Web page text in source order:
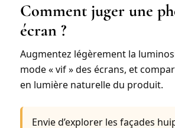
Comment juger une
écran ?
Augmentez légèrement la
mode « vif » des écrans, et
en lumière naturelle du produit.
Envie d’explorer les façades